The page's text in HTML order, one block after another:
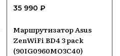
35 990 ₽
Маршрутизатор Asus
ZenWiFi BD4 3 pack
(90IG0960MO3C40)